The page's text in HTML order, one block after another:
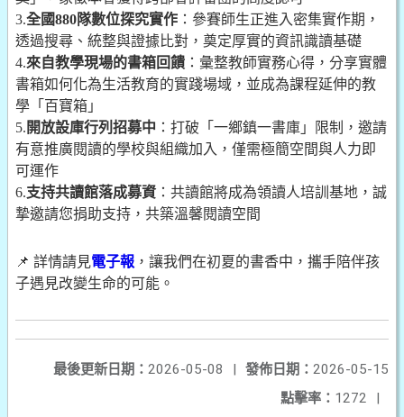
3.全國880隊數位探究實作 ：參賽師生正進入密集實作期，
透過搜尋、統整與證據比對，奠定厚實的資訊識讀基礎
4.來自教學現場的書箱回饋 ：彙整教師實務心得，分享實體
書箱如何化為生活教育的實踐場域，並成為課程延伸的教
學「百寶箱」
5. 開放設庫行列招募中 ：打破「一鄉鎮一書庫」限制，邀請
有意推廣閱讀的學校與組織加入，僅需極簡空間與人力即
可運作
6.支持共讀館落成募資 ：共讀館將成為領讀人培訓基地，誠
摯邀請您捐助支持，共築溫馨閱讀空間
📌 詳情請見電子報 ，讓我們在初夏的書香中，攜手陪伴孩
子遇見改變生命的可能。
發佈日期： 2026-05-15
最後更新日期： 2026-05-08
|
點擊率： 1272 |